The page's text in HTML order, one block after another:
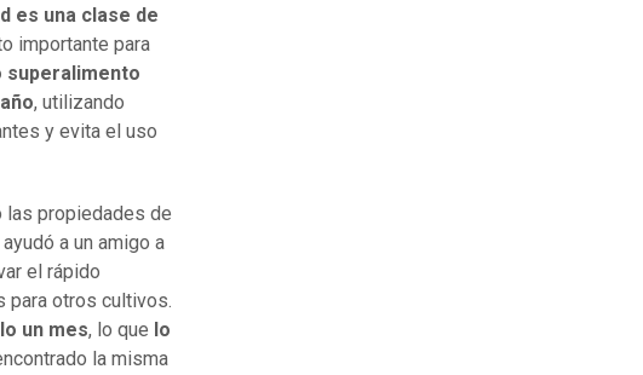
es una clase de
importante para
superalimento
, utilizando
y evita el uso
las propiedades de
a un amigo a
el rápido
para otros cultivos.
un mes, lo que lo
la misma